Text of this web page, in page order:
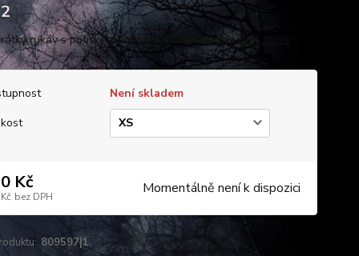
rukáv s potiskem, materiál: 100% bavlnacelý popis
Není skladem
Kč
bez DPH Momentálně není k dispozici
809597|1